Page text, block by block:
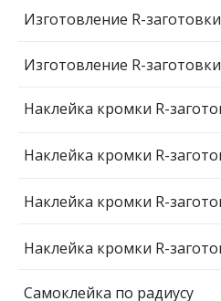
Изготовление R-
Изготовление R-
Самоклейка по радиусу
Наклейка кромки R-
Наклейка кромки R-
Наклейка кромки R-
Наклейка кромки R-